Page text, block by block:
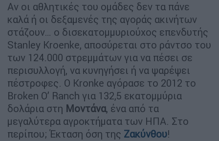
Αν οι αθλητικές του ομάδες δεν τα πάνε
καλά ή οι δεξαμενές της αγοράς ακινήτων
στάζουν… ο δισεκατομμυριούχος επενδυτής
Stanley Kroenke, αποσύρεται στο ράντσο του
των 124.000 στρεμμάτων για να πέσει σε
περισυλλογή, να κυνηγήσει ή να ψαρέψει
πέστροφες. Ο Kronke αγόρασε το 2012 το
Broken O’ Ranch για 132,5 εκατομμύρια
δολάρια στη Μοντάνα, ένα από τα
μεγαλύτερα αγροκτήματα των ΗΠΑ. Στο
περίπου; Έκταση όση της Ζακύνθου!